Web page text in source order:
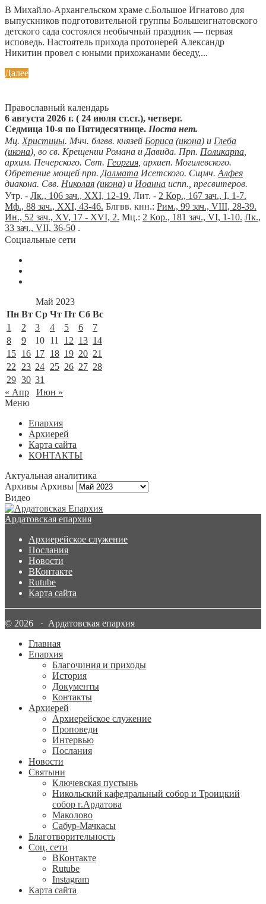
В Михайло-Архангельском храме с.Большое Игнатово для
выпускников подготовительной группы Большеигнатовского
детского сада состоялся необычный праздник — первая
исповедь. Настоятель прихода протоиерей Александр
Никитин провел с юными прихожанами беседу,...
Далее
Православный календарь
6 августа 2026 г. ( 24 июля ст.ст.), четверг.
Седмица 10-я по Пятидесятнице. Поста нет.
Мц. Христины. Мчч. блгвв. князей Бориса (икона) и Глеба
(икона), во св. Крещении Романа и Давида. Прп. Поликарпа
архим. Печерского. Свт. Георгия , архиеп. Могилевского.
Обретение мощей прп. Далмата Исетского. Сщмч. Алфея
диакона. Свв. Николая (икона) и Иоанна испп., пресвитеров.
Утр. - Лк., 106 зач., XXI, 12-19. Лит. - 2 Кор., 167 зач., I, 1-7.
Мф., 88 зач., XXI, 43-46. Блгвв. кнн.: Рим., 99 зач., VIII, 28-39.
Ин., 52 зач., XV, 17 - XVI, 2. Мц.: 2 Кор., 181 зач., VI, 1-10. Лк.,
33 зач., VII, 36-50 .
Социальные сети
Май 2023
Пн Вт Ср Чт Пт Сб Вс
1
2 3 4 5 6
7
8
9 10 11 12 13 14
15 16 17 18 19 20 21
22
23 24 25 26 27 28
29 30 31
« Апр
Июн »
Меню
Епархия
Архиерей
Карта сайта
КОНТАКТЫ
Актуальная аналитика
Архивы Архивы
Видео
Ардатовская епархия
Архиерейское служение
Послания
Новости
ВКонтакте
Rutube
Карта сайта
© 2026 · Ардатовская епархия
Главная
Епархия
Благочиния и приходы
История
Документы
Контакты
Архиерей
Архиерейское служение
Проповеди
Интервью
Послания
Новости
Святыни
Ключевская пустынь
Никольский кафедральный собор и Троицкий
собор г.Ардатова
Маколово
Сабур-Мачкасы
Благотворительность
Соц. сети
ВКонтакте
Rutube
Instagram
Карта сайта